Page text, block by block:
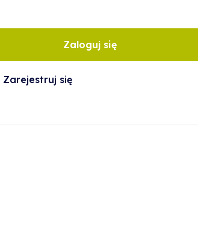
Zaloguj się
Zarejestruj się